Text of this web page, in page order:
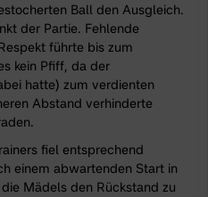
Ball den Ausgleich.
der Partie. Fehlende
führte bis zum
kein Pfiff, da der
hatte) zum verdienten
Abstand verhinderte
fiel entsprechend
einem abwartenden Start in
Mädels den Rückstand zu